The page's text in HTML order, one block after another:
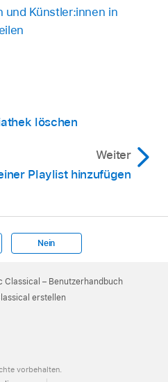
und Künstler:innen in
löschen
Weiter
Playlist hinzufügen
Nein
Classical – Benutzerhandbuch
erstellen
vorbehalten.